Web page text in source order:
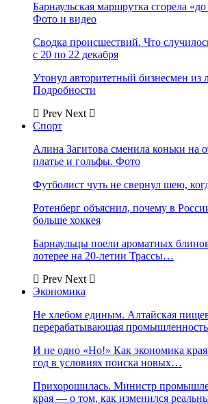
Барнаульская маршрутка сгорела
Фото и видео
Сводка происшествий. Что
с 20 по 22 декабря
Утонул авторитетный бизнесмен из
Подробности
Prev Next
Спорт
Алина Загитова сменила коньки на
платье и гольфы. Фото
Футболист чуть не свернул шею,
Ротенберг объяснил, почему в
больше хоккея
Барнаульцы поели ароматных
лотерее на 20-летии Трассы…
Prev Next
Экономика
Не хлебом единым. Алтайская
перерабатывающая
И не одно «Но!» Как экономика
год в условиях поиска новых…
Прихорошилась. Министр
края — о том, как изменился